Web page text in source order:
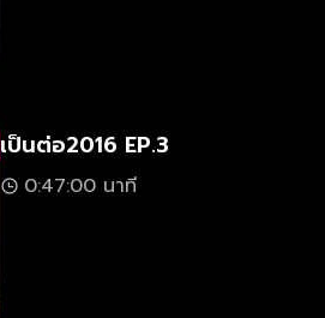
เป็นต่อ2016 EP.3
0:47:00 นาที